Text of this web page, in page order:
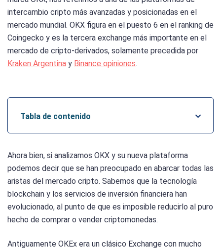
intercambio cripto más avanzadas y posicionadas en el
mercado mundial. OKX figura en el puesto 6 en el ranking de
Coingecko y es la tercera exchange más importante en el
mercado de cripto-derivados, solamente precedida por
Kraken Argentina y Binance opiniones.
Tabla de contenido
Ahora bien, si analizamos OKX y su nueva plataforma
podemos decir que se han preocupado en abarcar todas las
aristas del mercado cripto. Sabemos que la tecnología
blockchain y los servicios de inversión financiera han
evolucionado, al punto de que es imposible reducirlo al puro
hecho de comprar o vender criptomonedas.
Antiguamente OKEx era un clásico Exchange con mucho